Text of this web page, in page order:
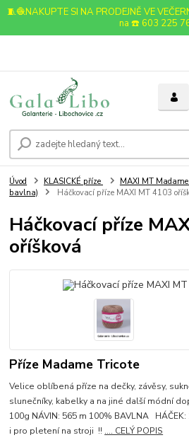
🧵🧶NAKUPTE SI NA PRODEJNĚ VE
na ☎️ 603 225
Úvod KLASICKÉ příze
MAXI MT
bavlna)
Háčkovací příze MAXI MT 4103
Háčkovací příze
oříšková
Příze Madame Tricote
Velice oblíbená příze na dečky, závěsy,
slunečníky, kabelky a na jiné další módní
100g NÁVIN: 565 m 100% BAVLNA
i pro pletení na stroji !! .... CELÝ POPIS